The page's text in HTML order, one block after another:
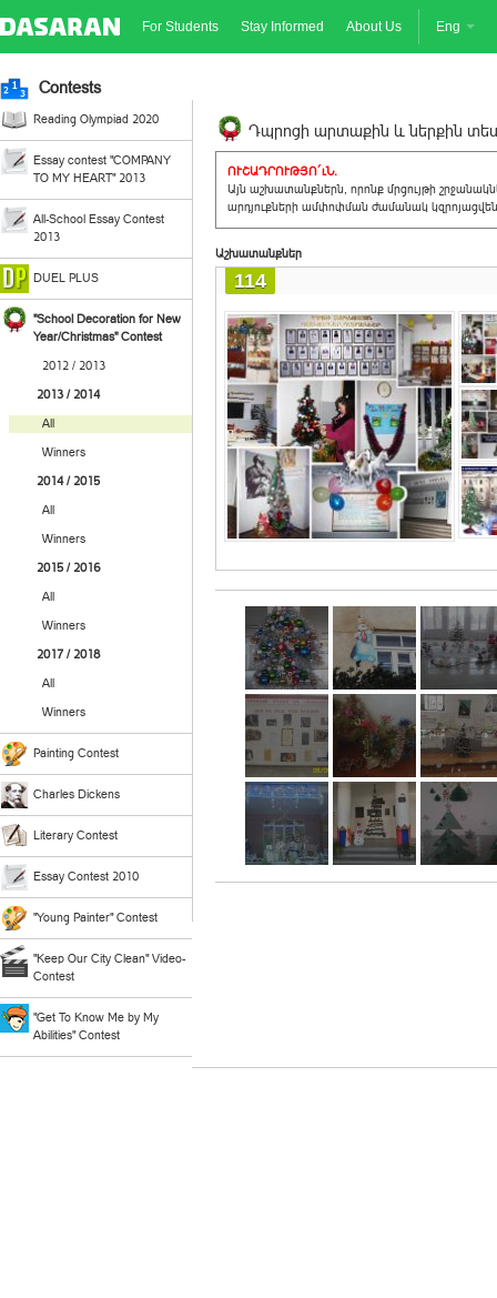
For Students Stay Informed About Us Eng
Contests
Reading Olympiad 2020
Essay contest "COMPANY
TO MY HEART" 2013
All-School Essay Contest
2013
DUEL PLUS
"School Decoration for New
Year/Christmas" Contest
2012 / 2013
2013 / 2014
All
Winners
2014 / 2015
All
Winners
2015 / 2016
All
Winners
2017 / 2018
All
Winners
Painting Contest
Charles Dickens
Literary Contest
Essay Contest 2010
"Young Painter" Contest
"Keep Our City Clean" Video-
Contest
"Get To Know Me by My
Abilities" Contest
Դպրոցի արտաքին և ներքին
ՈՒՇԱԴՐՈՒԹՅՈ´ւՆ.
Այն աշխատանքներն, որոնք մրցույթի
արդյուքների ամփոփման ժամանակ
Աշխատանքներ
114